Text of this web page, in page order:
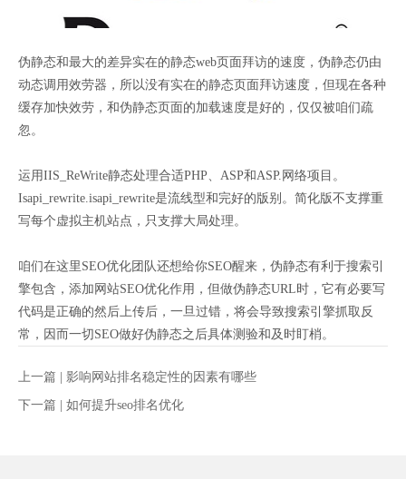
伪静态和最大的差异实在的静态web页面拜访的速度，伪静态仍由
动态调用效劳器，所以没有实在的静态页面拜访速度，但现在各种
缓存加快效劳，和伪静态页面的加载速度是好的，仅仅被咱们疏
忽。
运用IIS_ReWrite静态处理合适PHP、ASP和ASP.网络项目。
Isapi_rewrite.isapi_rewrite是流线型和完好的版别。简化版不支撑重
写每个虚拟主机站点，只支撑大局处理。
咱们在这里SEO优化团队还想给你SEO醒来，伪静态有利于搜索引
擎包含，添加网站SEO优化作用，但做伪静态URL时，它有必要写
代码是正确的然后上传后，一旦过错，将会导致搜索引擎抓取反
常，因而一切SEO做好伪静态之后具体测验和及时盯梢。
上一篇 | 影响网站排名稳定性的因素有哪些
下一篇 | 如何提升seo排名优化